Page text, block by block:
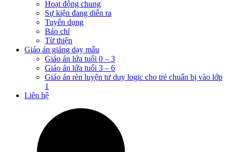
Hoạt động chung
Sự kiện đang diễn ra
Tuyển dụng
Báo chí
Từ thiện
Giáo án giảng dạy mẫu
Giáo án lứa tuổi 0 – 3
Giáo án lứa tuổi 3 – 6
Giáo án rèn luyện tư duy logic cho trẻ chuẩn bị vào lớp
1
Liên hệ